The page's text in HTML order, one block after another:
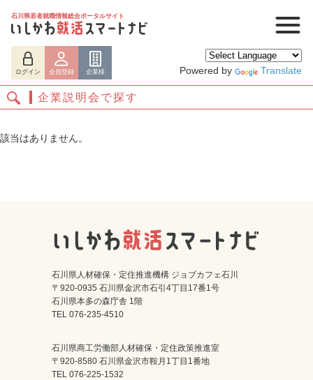
石川県若者就職情報総合ポータルサイト
ログイン 会員登録 企業様 Powered by Translate
ログイン 会員登録
企業説明会で探す
該当はありません。
石川県人材確保・定住推進機構 ジョブカフェ石川
〒920-0935 石川県金沢市石引4丁目17番1号
石川県本多の森庁舎 1階
TEL 076-235-4510
石川県商工労働部人材確保・定住政策推進室
〒920-8580 石川県金沢市鞍月1丁目1番地
TEL 076-225-1532